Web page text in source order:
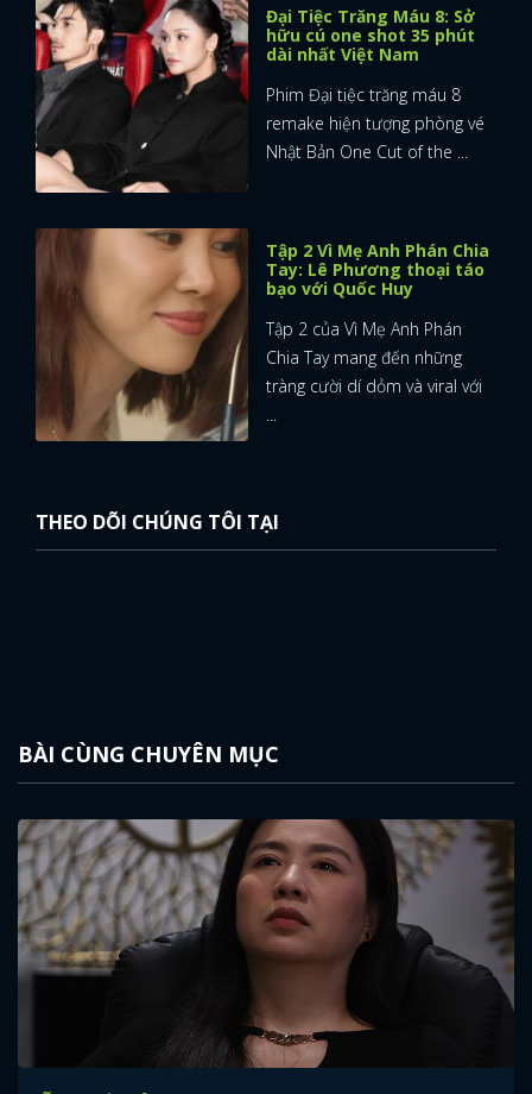
Đại Tiệc Trăng Máu 8: Sở
hữu cú one shot 35 phút
dài nhất Việt Nam
Phim Đại tiệc trăng máu 8
remake hiện tượng phòng vé
Nhật Bản One Cut of the ...
Tập 2 Vì Mẹ Anh Phán Chia
Tay: Lê Phương thoại táo
bạo với Quốc Huy
Tập 2 của Vì Mẹ Anh Phán
Chia Tay mang đến những
tràng cười dí dỏm và viral với
...
THEO DÕI CHÚNG TÔI TẠI
BÀI CÙNG CHUYÊN MỤC